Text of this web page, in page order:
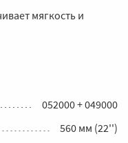
мягкость и
052000 + 049000
560 мм (22'')